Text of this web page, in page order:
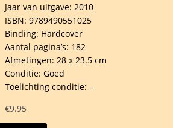
Jaar van uitgave: 2010
ISBN: 9789490551025
Binding: Hardcover
Aantal pagina’s: 182
Afmetingen: 28 x 23.5 cm
Conditie: Goed
Toelichting conditie: –
€9.95